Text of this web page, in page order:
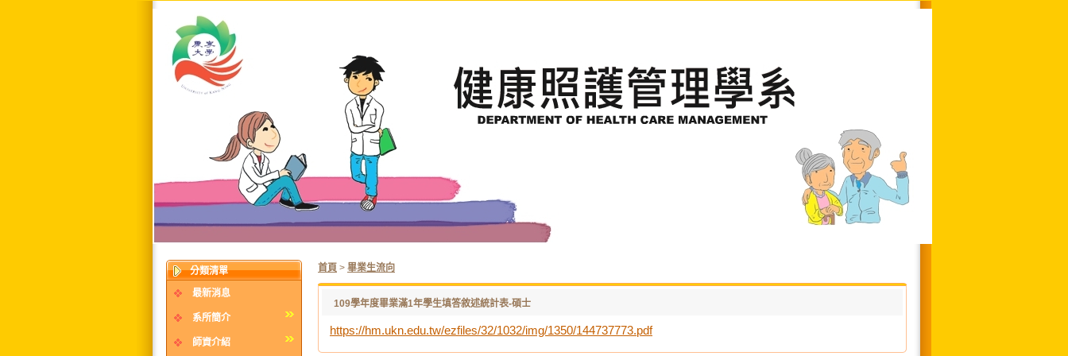
分類清單
最新消息
系所簡介
師資介紹
首頁 > 畢業生流向
109學年度畢業滿1年學生填答敘述統計表-碩士
https://hm.ukn.edu.tw/ezfiles/32/1032/img/1350/144737773.pdf